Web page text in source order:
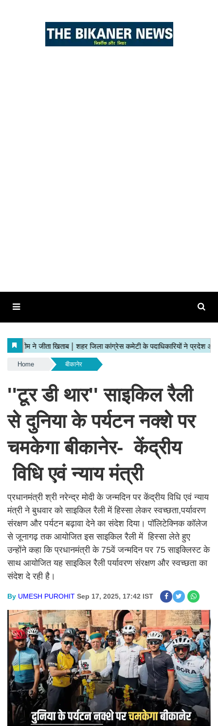
Home बीकानेर
''टूर डी थार'' साइकिल रैली
से दुनिया के पर्यटन नक्शे पर
चमकेगा बीकानेर- केंद्रीय
विधि एवं न्याय मंत्री
प्रधानमंत्री श्री नरेन्द्र मोदी के जन्मदिन पर केंद्रीय विधि एवं न्याय
मंत्री ने बुधवार को साइकिल रैली में हिस्सा लेकर स्वच्छता,पर्यावरण
संरक्षण और पर्यटन बढ़ावा देने का संदेश दिया। पॉलिटेक्निक कॉलेज
से जूनागढ़ तक आयोजित इस साइकिल रैली में हिस्सा लेते हुए
उन्होंने कहा कि प्रधानमंत्री के 75वें जन्मदिन पर 75 साइक्लिस्ट के
साथ आयोजित यह साइकिल रैली पर्यावरण संरक्षण और स्वच्छता का
संदेश दे रही है।
By UMESH PUROHIT Sep 17, 2025, 17:42 IST